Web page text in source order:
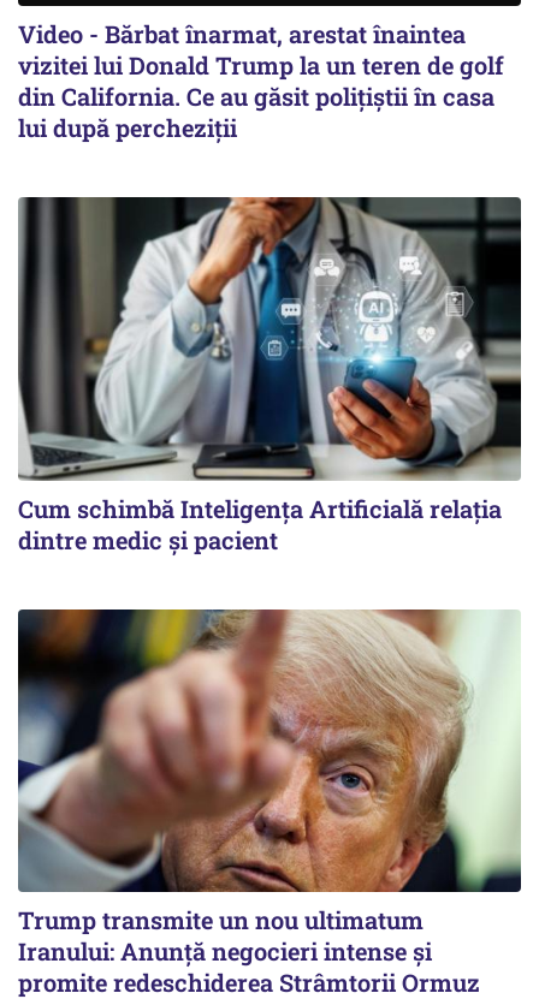
Video - Bărbat înarmat, arestat înaintea
vizitei lui Donald Trump la un teren de golf
din California. Ce au găsit polițiștii în casa
lui după percheziții
Cum schimbă Inteligența Artificială relația
dintre medic și pacient
Trump transmite un nou ultimatum
Iranului: Anunță negocieri intense și
promite redeschiderea Strâmtorii Ormuz